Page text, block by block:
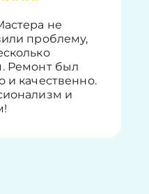
не
проблему,
Ремонт был
и качественно.
и